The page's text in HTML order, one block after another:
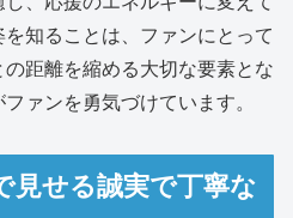
知ることは、ファンにとって
距離を縮める大切な要素とな
ァンを勇気づけています。
見せる誠実で丁寧な